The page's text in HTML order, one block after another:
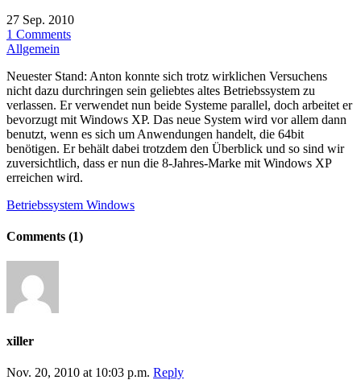
27 Sep. 2010
1 Comments
Allgemein
Neuester Stand: Anton konnte sich trotz wirklichen Versuchens
nicht dazu durchringen sein geliebtes altes Betriebssystem zu
verlassen. Er verwendet nun beide Systeme parallel, doch arbeitet er
bevorzugt mit Windows XP. Das neue System wird vor allem dann
benutzt, wenn es sich um Anwendungen handelt, die 64bit
benötigen. Er behält dabei trotzdem den Überblick und so sind wir
zuversichtlich, dass er nun die 8-Jahres-Marke mit Windows XP
erreichen wird.
Betriebssystem Windows
Comments (1)
xiller
Nov. 20, 2010 at 10:03 p.m. Reply